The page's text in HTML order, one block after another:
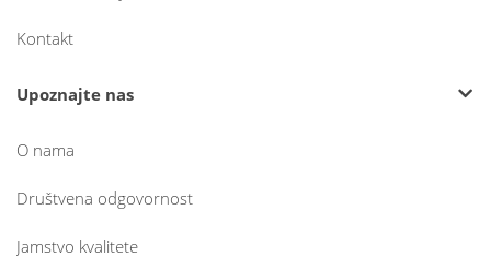
Kontakt
Upoznajte nas
O nama
Društvena odgovornost
Jamstvo kvalitete